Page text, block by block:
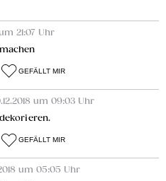
21:07 Uhr
GEFÄLLT MIR
um 09:03 Uhr
GEFÄLLT MIR
um 05:05 Uhr